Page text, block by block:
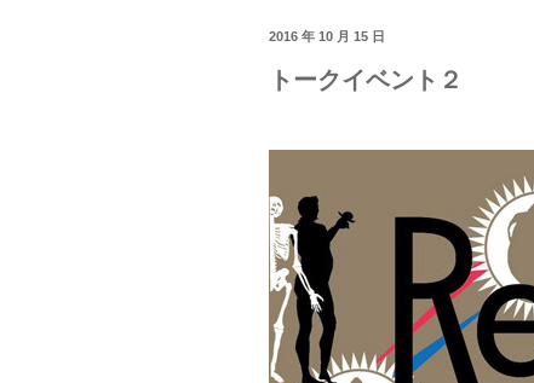
2016 年 10 月 15 日
トークイベント２